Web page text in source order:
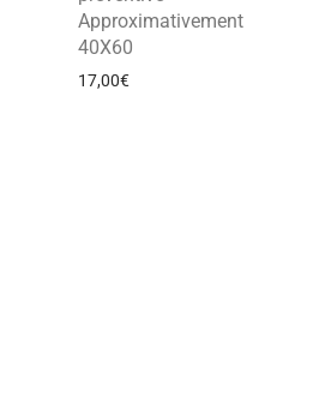
Approximativement
40X60
17,00€